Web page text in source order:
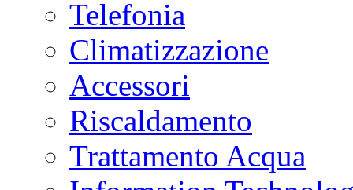
Telefonia
Climatizzazione
Accessori
Riscaldamento
Trattamento Acqua